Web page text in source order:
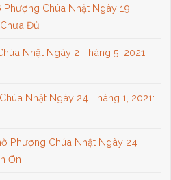
Phượng Chúa Nhật Ngày 19
Đủ
Nhật Ngày 2 Tháng 5, 2021:
Nhật Ngày 24 Tháng 1, 2021:
Phượng Chúa Nhật Ngày 24
Ơn